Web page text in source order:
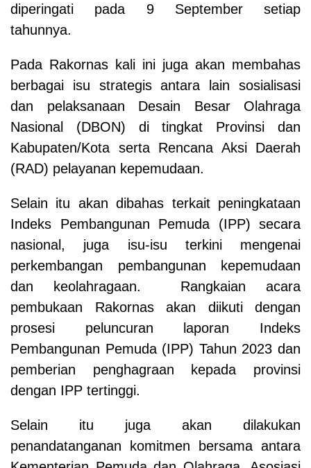
diperingati pada 9 September setiap
tahunnya.
Pada Rakornas kali ini juga akan membahas
berbagai isu strategis antara lain sosialisasi
dan pelaksanaan Desain Besar Olahraga
Nasional (DBON) di tingkat Provinsi dan
Kabupaten/Kota serta Rencana Aksi Daerah
(RAD) pelayanan kepemudaan.
Selain itu akan dibahas terkait peningkataan
Indeks Pembangunan Pemuda (IPP) secara
nasional, juga isu-isu terkini mengenai
perkembangan pembangunan kepemudaan
dan keolahragaan. Rangkaian acara
pembukaan Rakornas akan diikuti dengan
prosesi peluncuran laporan Indeks
Pembangunan Pemuda (IPP) Tahun 2023 dan
pemberian penghagraan kepada provinsi
dengan IPP tertinggi.
Selain itu juga akan dilakukan
penandatanganan komitmen bersama antara